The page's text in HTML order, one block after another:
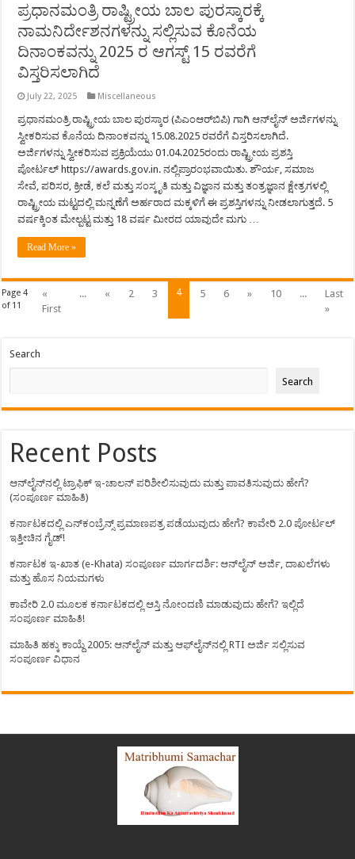
ಪ್ರಧಾನಮಂತ್ರಿ ರಾಷ್ಟ್ರೀಯ ಬಾಲ ಪುರಸ್ಕಾರಕ್ಕೆ
ನಾಮನಿರ್ದೇಶನಗಳನ್ನು ಸಲ್ಲಿಸುವ ಕೊನೆಯ
ದಿನಾಂಕವನ್ನು 2025 ರ ಆಗಸ್ಟ್‌ 15 ರವರೆಗೆ
ವಿಸ್ತರಿಸಲಾಗಿದೆ
July 22, 2025 Miscellaneous
ಪ್ರಧಾನಮಂತ್ರಿ ರಾಷ್ಟ್ರೀಯ ಬಾಲ ಪುರಸ್ಕಾರ (ಪಿಎಂಆರ್‌ಬಿಪಿ) ಗಾಗಿ ಆನ್‌ಲೈನ್‌ ಅರ್ಜಿಗಳನ್ನು
ಸ್ವೀಕರಿಸುವ ಕೊನೆಯ ದಿನಾಂಕವನ್ನು 15.08.2025 ರವರೆಗೆ ವಿಸ್ತರಿಸಲಾಗಿದೆ.
ಅರ್ಜಿಗಳನ್ನು ಸ್ವೀಕರಿಸುವ ಪ್ರಕ್ರಿಯೆಯು 01.04.2025ರಂದು ರಾಷ್ಟ್ರೀಯ ಪ್ರಶಸ್ತಿ
ಪೋರ್ಟಲ್‌ https://awards.gov.in. ನಲ್ಲಿಪ್ರಾರಂಭವಾಯಿತು. ಶೌರ್ಯ, ಸಮಾಜ
ಸೇವೆ, ಪರಿಸರ, ಕ್ರೀಡೆ, ಕಲೆ ಮತ್ತು ಸಂಸ್ಕೃತಿ ಮತ್ತು ವಿಜ್ಞಾನ ಮತ್ತು ತಂತ್ರಜ್ಞಾನ ಕ್ಷೇತ್ರಗಳಲ್ಲಿ
ರಾಷ್ಟ್ರೀಯ ಮಟ್ಟದಲ್ಲಿ ಮನ್ನಣೆಗೆ ಅರ್ಹರಾದ ಮಕ್ಕಳಿಗೆ ಈ ಪ್ರಶಸ್ತಿಗಳನ್ನು ನೀಡಲಾಗುತ್ತದೆ. 5
ವರ್ಷಕ್ಕಿಂತ ಮೇಲ್ಪಟ್ಟ ಮತ್ತು 18 ವರ್ಷ ಮೀರದ ಯಾವುದೇ ಮಗು …
Read More »
Page 4
of 11
«
First
... « 2 3 4 5 6 » 10 ...
Last
»
Search
Search
Recent Posts
ಆನ್‌ಲೈನ್‌ನಲ್ಲಿ ಟ್ರಾಫಿಕ್ ಇ-ಚಾಲನ್ ಪರಿಶೀಲಿಸುವುದು ಮತ್ತು ಪಾವತಿಸುವುದು ಹೇಗೆ?
(ಸಂಪೂರ್ಣ ಮಾಹಿತಿ)
ಕರ್ನಾಟಕದಲ್ಲಿ ಎನ್‌ಕಂಬ್ರೆನ್ಸ್ ಪ್ರಮಾಣಪತ್ರ ಪಡೆಯುವುದು ಹೇಗೆ? ಕಾವೇರಿ 2.0 ಪೋರ್ಟಲ್
ಇತ್ತೀಚಿನ ಗೈಡ್!
ಕರ್ನಾಟಕ ಇ-ಖಾತ (e-Khata) ಸಂಪೂರ್ಣ ಮಾರ್ಗದರ್ಶಿ: ಆನ್‌ಲೈನ್ ಅರ್ಜಿ, ದಾಖಲೆಗಳು
ಮತ್ತು ಹೊಸ ನಿಯಮಗಳು
ಕಾವೇರಿ 2.0 ಮೂಲಕ ಕರ್ನಾಟಕದಲ್ಲಿ ಆಸ್ತಿ ನೋಂದಣಿ ಮಾಡುವುದು ಹೇಗೆ? ಇಲ್ಲಿದೆ
ಸಂಪೂರ್ಣ ಮಾಹಿತಿ!
ಮಾಹಿತಿ ಹಕ್ಕು ಕಾಯ್ದೆ 2005: ಆನ್‌ಲೈನ್ ಮತ್ತು ಆಫ್‌ಲೈನ್‌ನಲ್ಲಿ RTI ಅರ್ಜಿ ಸಲ್ಲಿಸುವ
ಸಂಪೂರ್ಣ ವಿಧಾನ